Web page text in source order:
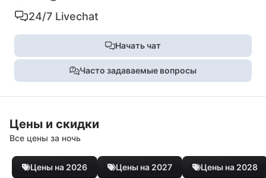
24/7 Livechat
Начать чат
Часто задаваемые вопросы
Цены и скидки
Все цены за ночь
Цены на 2026 Цены на 2027 Цены на 2028